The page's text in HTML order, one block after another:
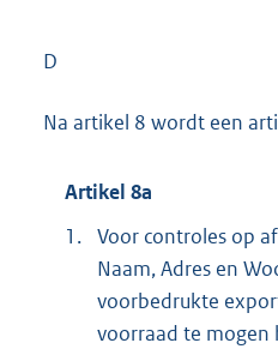
D
Na artikel 8 wordt een
Artikel 8a
1. Voor controles op
Naam, Adres en
voorbedrukte
voorraad te mogen